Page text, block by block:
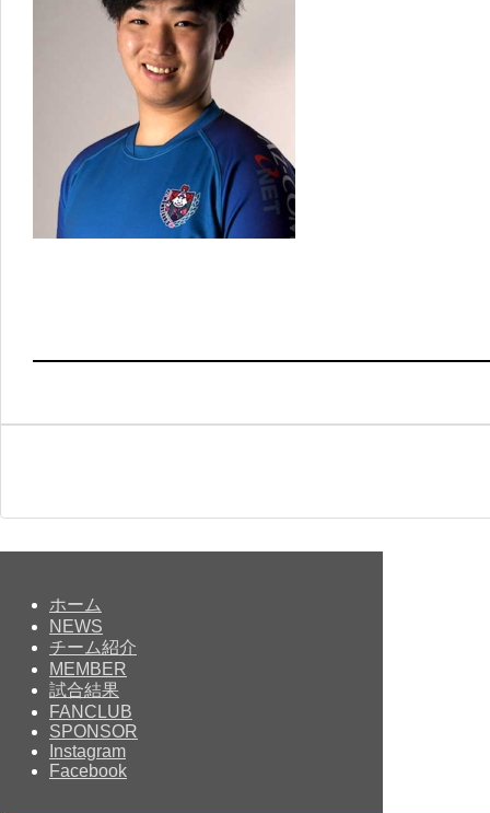
ホーム
NEWS
チーム紹介
MEMBER
試合結果
FANCLUB
SPONSOR
Instagram
Facebook